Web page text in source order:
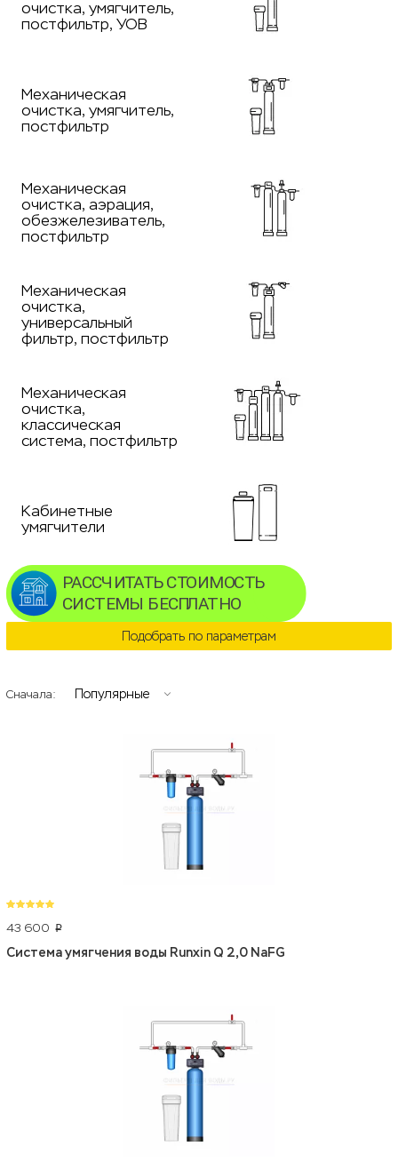
очистка, умягчитель,
постфильтр, УОВ
Механическая
очистка, умягчитель,
постфильтр
Механическая
очистка, аэрация,
обезжелезиватель,
постфильтр
Механическая
очистка,
универсальный
фильтр, постфильтр
Механическая
очистка,
классическая
система, постфильтр
Кабинетные
умягчители
Подобрать по параметрам
Сначала: Популярные
43 600 p
Система умягчения воды Runxin Q 2,0 NaFG